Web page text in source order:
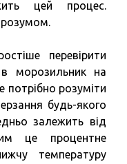
цей процес.
розумом.
перевірити
в морозильник на
потрібно розуміти
будь-якого
залежить від
це процентне
температуру